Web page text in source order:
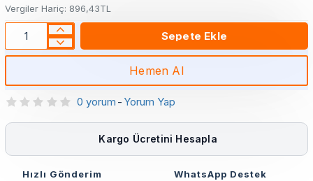
0 yorum - Yorum Yap
Vergiler Hariç: 896,43TL
Sepete Ekle
Hemen Al
Kargo Ücretini Hesapla
Hızlı Gönderim
WhatsApp Destek